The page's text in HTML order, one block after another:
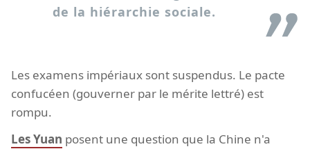
de la hiérarchie sociale.
Les examens impériaux sont suspendus. Le pacte
confucéen (gouverner par le mérite lettré) est
rompu.
Les Yuan posent une question que la Chine n'a